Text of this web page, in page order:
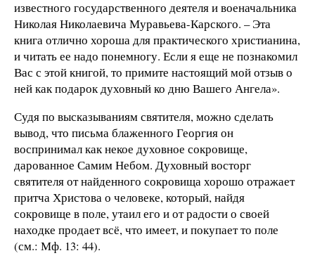
известного государственного деятеля и военачальника
Николая Николаевича Муравьева-Карского. – Эта
книга отлично хороша для практического христианина,
и читать ее надо понемногу. Если я еще не познакомил
Вас с этой книгой, то примите настоящий мой отзыв о
ней как подарок духовный ко дню Вашего Ангела».
Судя по высказываниям святителя, можно сделать
вывод, что письма блаженного Георгия он
воспринимал как некое духовное сокровище,
дарованное Самим Небом. Духовный восторг
святителя от найденного сокровища хорошо отражает
притча Христова о человеке, который, найдя
сокровище в поле, утаил его и от радости о своей
находке продает всё, что имеет, и покупает то поле
(см.: Мф. 13: 44).